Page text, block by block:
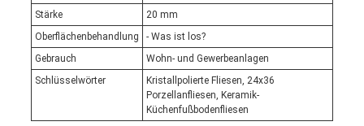
Stärke
20 mm
Oberflächenbehandlung
- Was ist los?
Gebrauch
Wohn- und Gewerbeanlagen
Schlüsselwörter
Kristallpolierte Fliesen, 24x36
Porzellanfliesen, Keramik-
Küchenfußbodenfliesen